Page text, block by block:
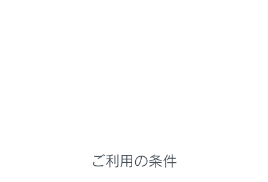
衝撃を受けたときにふくらみ、シートベルトが体を拘束
ご利用の条件